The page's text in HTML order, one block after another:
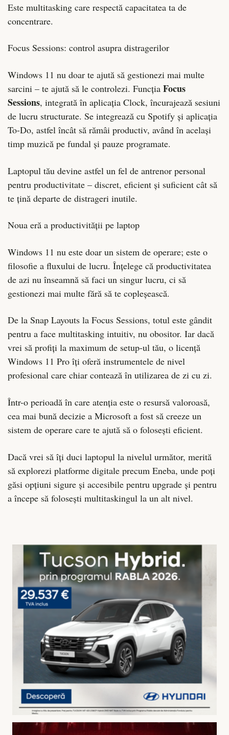
Este multitasking care respectă capacitatea ta de
concentrare.
Focus Sessions: control asupra distragerilor
Windows 11 nu doar te ajută să gestionezi mai multe
sarcini – te ajută să le controlezi. Funcția Focus
Sessions, integrată în aplicația Clock, încurajează sesiuni
de lucru structurate. Se integrează cu Spotify și aplicația
To-Do, astfel încât să rămâi productiv, având în același
timp muzică pe fundal și pauze programate.
Laptopul tău devine astfel un fel de antrenor personal
pentru productivitate – discret, eficient și suficient cât să
te țină departe de distrageri inutile.
Noua eră a productivității pe laptop
Windows 11 nu este doar un sistem de operare; este o
filosofie a fluxului de lucru. Înțelege că productivitatea
de azi nu înseamnă să faci un singur lucru, ci să
gestionezi mai multe fără să te copleșească.
De la Snap Layouts la Focus Sessions, totul este gândit
pentru a face multitasking intuitiv, nu obositor. Iar dacă
vrei să profiți la maximum de setup-ul tău, o licență
Windows 11 Pro îți oferă instrumentele de nivel
profesional care chiar contează în utilizarea de zi cu zi.
Într-o perioadă în care atenția este o resursă valoroasă,
cea mai bună decizie a Microsoft a fost să creeze un
sistem de operare care te ajută să o folosești eficient.
Dacă vrei să îți duci laptopul la nivelul următor, merită
să explorezi platforme digitale precum Eneba, unde poți
găsi opțiuni sigure și accesibile pentru upgrade și pentru
a începe să folosești multitaskingul la un alt nivel.